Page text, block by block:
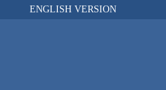
ENGLISH VERSION